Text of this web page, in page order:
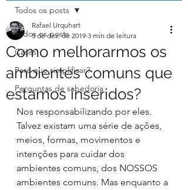
Todos os posts
Cases
Para que simplificar?
Perguntas de sabedoria
Todos os posts
Como melhorarmos os
ambientes comuns que
estamos inseridos?
Rafael Urquhart
5 de dez. de 2019 3 min de leitura
Nos responsabilizando por eles.
Talvez existam uma série de ações,
meios, formas, movimentos e
intenções para cuidar dos
ambientes comuns, dos NOSSOS
ambientes comuns. Mas enquanto a